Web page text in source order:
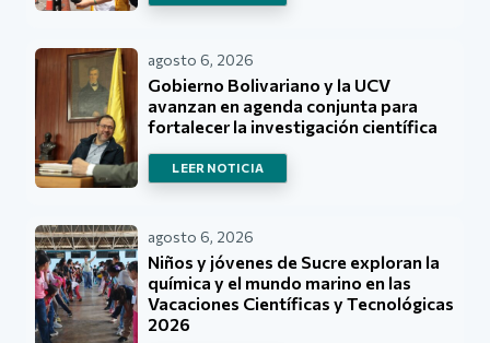
agosto 6, 2026
Gobierno Bolivariano y la UCV
avanzan en agenda conjunta para
fortalecer la investigación científica
LEER NOTICIA
agosto 6, 2026
Niños y jóvenes de Sucre exploran la
química y el mundo marino en las
Vacaciones Científicas y Tecnológicas
2026